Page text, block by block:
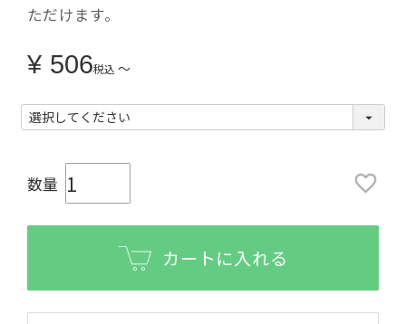
ただけます。
¥ 506税込 〜
カートに入れる